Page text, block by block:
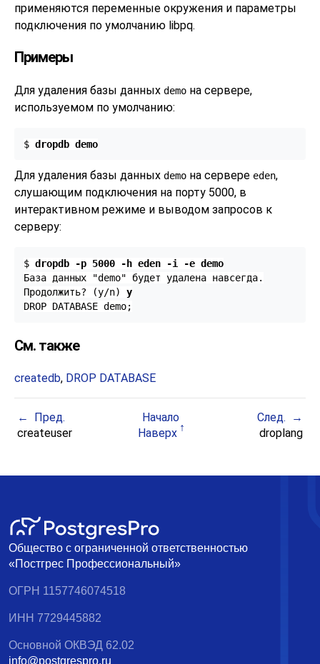
применяются переменные окружения и параметры
подключения по умолчанию libpq.
Примеры
Для удаления базы данных demo на сервере,
используемом по умолчанию:
$ dropdb demo
Для удаления базы данных demo на сервере eden,
слушающим подключения на порту 5000, в
интерактивном режиме и выводом запросов к
серверу:
$ dropdb -p 5000 -h eden -i -e demo
База данных "demo" будет удалена навсегда.
Продолжить? (y/n) y
DROP DATABASE demo;
См. также
createdb, DROP DATABASE
Пред. Начало
След.
createuser
Наверх droplang
Общество с ограниченной ответственностью
«Постгрес Профессиональный»
ОГРН 1157746074518
ИНН 7729445882
Основной ОКВЭД 62.02
info@postgrespro.ru